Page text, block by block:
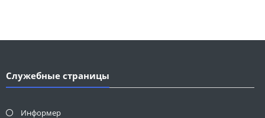
Служебные страницы
Информер